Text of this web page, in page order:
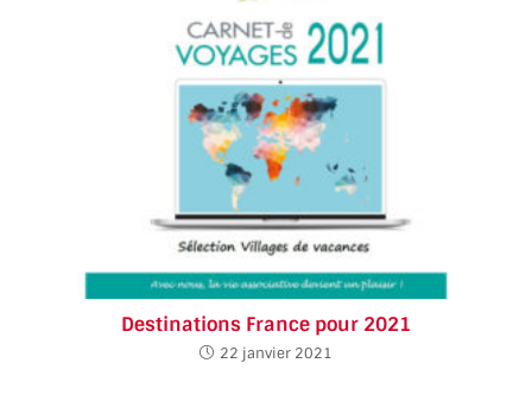
Destinations France pour 2021
22 janvier 2021